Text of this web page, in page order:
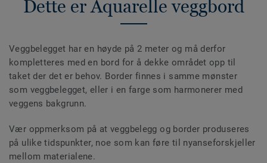
Dette er Aquarelle veggbord
Veggbelegget har en høyde på 2 meter og må derfor
kompletteres med en bord for å dekke området opp til
taket der det er behov. Border finnes i samme mønster
som veggbelegget, eller i en farge som harmonerer med
veggens bakgrunn.
Vær oppmerksom på at veggbelegg og border produseres
på ulike tidspunkter, noe som kan føre til nyanseforskjeller
mellom materialene.